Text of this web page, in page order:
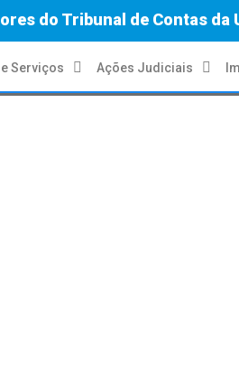
do Tribunal de Contas da
Serviços Ações Judiciais